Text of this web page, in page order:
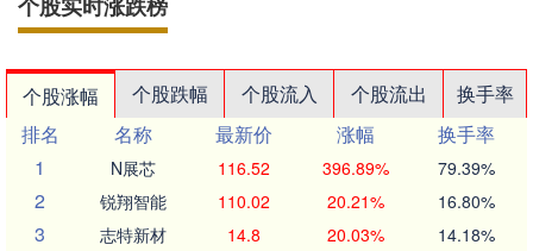
个股涨幅 个股跌幅 个股流入 个股流出
换手率
排名
名称 最新价 涨幅
换手率
1
N展芯 116.52 396.89% 79.39%
2 锐翔智能 110.02 20.21% 16.80%
3 志特新材 14.8 20.03% 14.18%